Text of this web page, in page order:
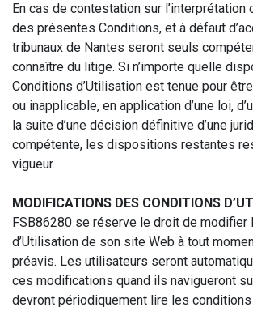
En cas de contestation sur l’interprétation
des présentes Conditions, et à défaut
tribunaux de Nantes seront seuls
connaître du litige. Si n’importe quelle
Conditions d’Utilisation est tenue pour
ou inapplicable, en application d’une loi,
la suite d’une décision définitive d’une
compétente, les dispositions restantes
vigueur.
MODIFICATIONS DES CONDITIONS
FSB86280 se réserve le droit de modifier
d’Utilisation de son site Web à tout
préavis. Les utilisateurs seront
ces modifications quand ils navigueront
devront périodiquement lire les conditions